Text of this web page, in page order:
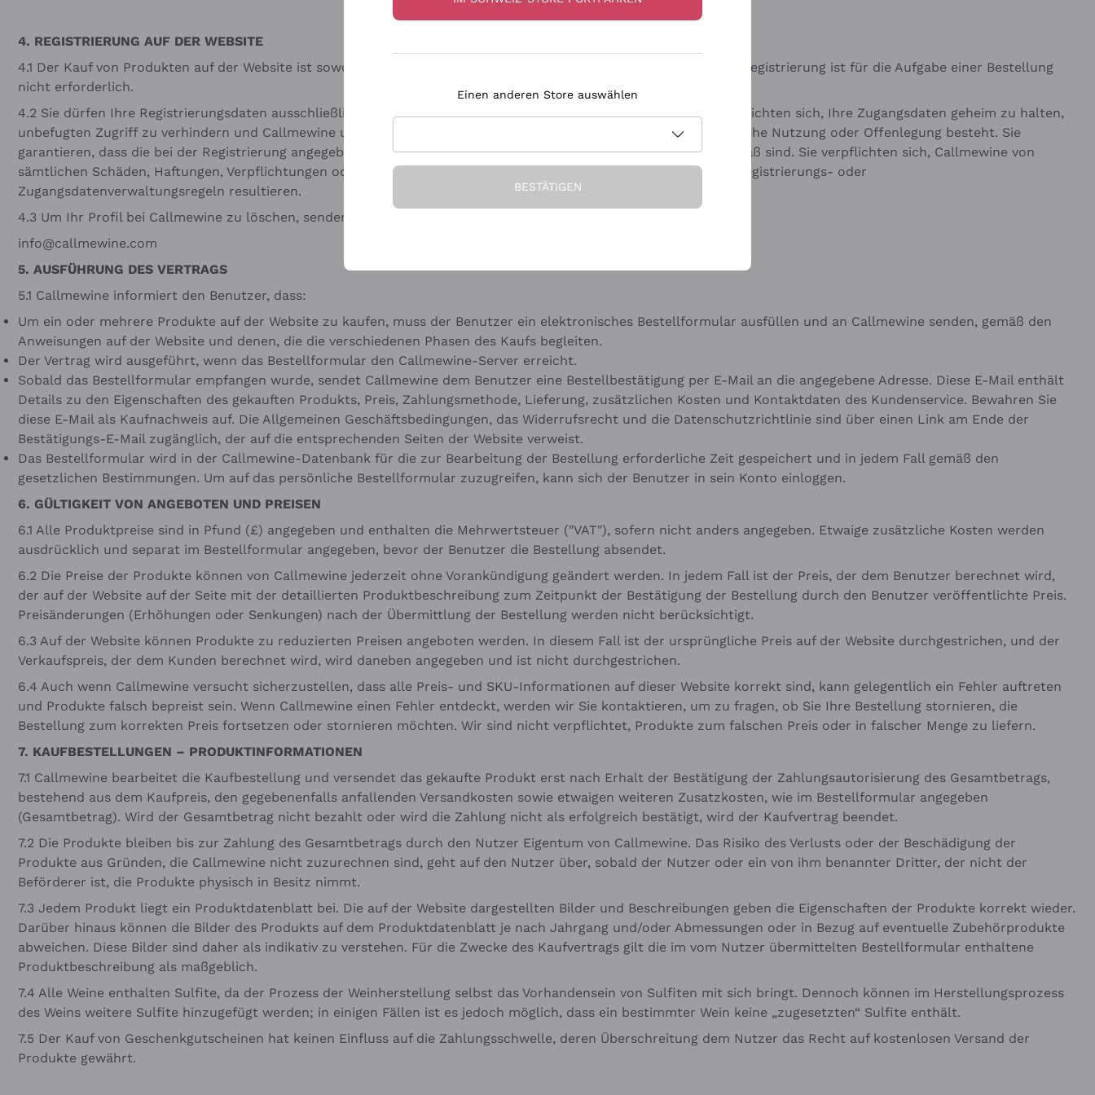
4. REGISTRIERUNG AUF DER WEBSITE
4.1 Der Kauf von Produkten auf der Website ist sowohl registrierten Nutzern als auch Gastnutzern gestattet. Eine Registrierung ist für die Aufgabe einer Bestellung
nicht erforderlich.
4.2 Sie dürfen Ihre Registrierungsdaten ausschließlich selbst verwenden und nicht an Dritte weitergeben. Sie verpflichten sich, Ihre Zugangsdaten geheim zu halten,
unbefugten Zugriff zu verhindern und Callmewine unverzüglich zu informieren, falls ein Verdacht auf missbräuchliche Nutzung oder Offenlegung besteht. Sie
garantieren, dass die bei der Registrierung angegebenen personenbezogenen Daten vollständig und wahrheitsgemäß sind. Sie verpflichten sich, Callmewine von
sämtlichen Schäden, Haftungen, Verpflichtungen oder Sanktionen freizustellen, die aus einem Verstoß gegen die Registrierungs- oder
Zugangsdatenverwaltungsregeln resultieren.
4.3 Um Ihr Profil bei Callmewine zu löschen, senden Sie uns bitte eine E-Mail an
info@callmewine.com
5. AUSFÜHRUNG DES VERTRAGS
5.1 Callmewine informiert den Benutzer, dass:
Um ein oder mehrere Produkte auf der Website zu kaufen, muss der Benutzer ein elektronisches Bestellformular ausfüllen und an Callmewine senden, gemäß den
Anweisungen auf der Website und denen, die die verschiedenen Phasen des Kaufs begleiten.
Der Vertrag wird ausgeführt, wenn das Bestellformular den Callmewine-Server erreicht.
Sobald das Bestellformular empfangen wurde, sendet Callmewine dem Benutzer eine Bestellbestätigung per E-Mail an die angegebene Adresse. Diese E-Mail enthält
Details zu den Eigenschaften des gekauften Produkts, Preis, Zahlungsmethode, Lieferung, zusätzlichen Kosten und Kontaktdaten des Kundenservice. Bewahren Sie
diese E-Mail als Kaufnachweis auf. Die Allgemeinen Geschäftsbedingungen, das Widerrufsrecht und die Datenschutzrichtlinie sind über einen Link am Ende der
Bestätigungs-E-Mail zugänglich, der auf die entsprechenden Seiten der Website verweist.
Das Bestellformular wird in der Callmewine-Datenbank für die zur Bearbeitung der Bestellung erforderliche Zeit gespeichert und in jedem Fall gemäß den
gesetzlichen Bestimmungen. Um auf das persönliche Bestellformular zuzugreifen, kann sich der Benutzer in sein Konto einloggen.
6. GÜLTIGKEIT VON ANGEBOTEN UND PREISEN
6.1 Alle Produktpreise sind in Pfund (£) angegeben und enthalten die Mehrwertsteuer ("VAT"), sofern nicht anders angegeben. Etwaige zusätzliche Kosten werden
ausdrücklich und separat im Bestellformular angegeben, bevor der Benutzer die Bestellung absendet.
6.2 Die Preise der Produkte können von Callmewine jederzeit ohne Vorankündigung geändert werden. In jedem Fall ist der Preis, der dem Benutzer berechnet wird,
der auf der Website auf der Seite mit der detaillierten Produktbeschreibung zum Zeitpunkt der Bestätigung der Bestellung durch den Benutzer veröffentlichte Preis.
Preisänderungen (Erhöhungen oder Senkungen) nach der Übermittlung der Bestellung werden nicht berücksichtigt.
6.3 Auf der Website können Produkte zu reduzierten Preisen angeboten werden. In diesem Fall ist der ursprüngliche Preis auf der Website durchgestrichen, und der
Verkaufspreis, der dem Kunden berechnet wird, wird daneben angegeben und ist nicht durchgestrichen.
6.4 Auch wenn Callmewine versucht sicherzustellen, dass alle Preis- und SKU-Informationen auf dieser Website korrekt sind, kann gelegentlich ein Fehler auftreten
und Produkte falsch bepreist sein. Wenn Callmewine einen Fehler entdeckt, werden wir Sie kontaktieren, um zu fragen, ob Sie Ihre Bestellung stornieren, die
Bestellung zum korrekten Preis fortsetzen oder stornieren möchten. Wir sind nicht verpflichtet, Produkte zum falschen Preis oder in falscher Menge zu liefern.
7. KAUFBESTELLUNGEN – PRODUKTINFORMATIONEN
7.1 Callmewine bearbeitet die Kaufbestellung und versendet das gekaufte Produkt erst nach Erhalt der Bestätigung der Zahlungsautorisierung des Gesamtbetrags,
bestehend aus dem Kaufpreis, den gegebenenfalls anfallenden Versandkosten sowie etwaigen weiteren Zusatzkosten, wie im Bestellformular angegeben
(Gesamtbetrag). Wird der Gesamtbetrag nicht bezahlt oder wird die Zahlung nicht als erfolgreich bestätigt, wird der Kaufvertrag beendet.
7.2 Die Produkte bleiben bis zur Zahlung des Gesamtbetrags durch den Nutzer Eigentum von Callmewine. Das Risiko des Verlusts oder der Beschädigung der
Produkte aus Gründen, die Callmewine nicht zuzurechnen sind, geht auf den Nutzer über, sobald der Nutzer oder ein von ihm benannter Dritter, der nicht der
Beförderer ist, die Produkte physisch in Besitz nimmt.
7.3 Jedem Produkt liegt ein Produktdatenblatt bei. Die auf der Website dargestellten Bilder und Beschreibungen geben die Eigenschaften der Produkte korrekt wieder.
Darüber hinaus können die Bilder des Produkts auf dem Produktdatenblatt je nach Jahrgang und/oder Abmessungen oder in Bezug auf eventuelle Zubehörprodukte
abweichen. Diese Bilder sind daher als indikativ zu verstehen. Für die Zwecke des Kaufvertrags gilt die im vom Nutzer übermittelten Bestellformular enthaltene
Produktbeschreibung als maßgeblich.
7.4 Alle Weine enthalten Sulfite, da der Prozess der Weinherstellung selbst das Vorhandensein von Sulfiten mit sich bringt. Dennoch können im Herstellungsprozess
des Weins weitere Sulfite hinzugefügt werden; in einigen Fällen ist es jedoch möglich, dass ein bestimmter Wein keine „zugesetzten“ Sulfite enthält.
7.5 Der Kauf von Geschenkgutscheinen hat keinen Einfluss auf die Zahlungsschwelle, deren Überschreitung dem Nutzer das Recht auf kostenlosen Versand der
Produkte gewährt.
Einen anderen Store auswählen
BESTÄTIGEN